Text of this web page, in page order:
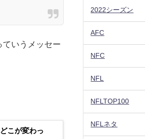
いうメッセー
こが変わっ
2022シーズン
AFC
NFC
NFL
NFLTOP100
NFLネタ